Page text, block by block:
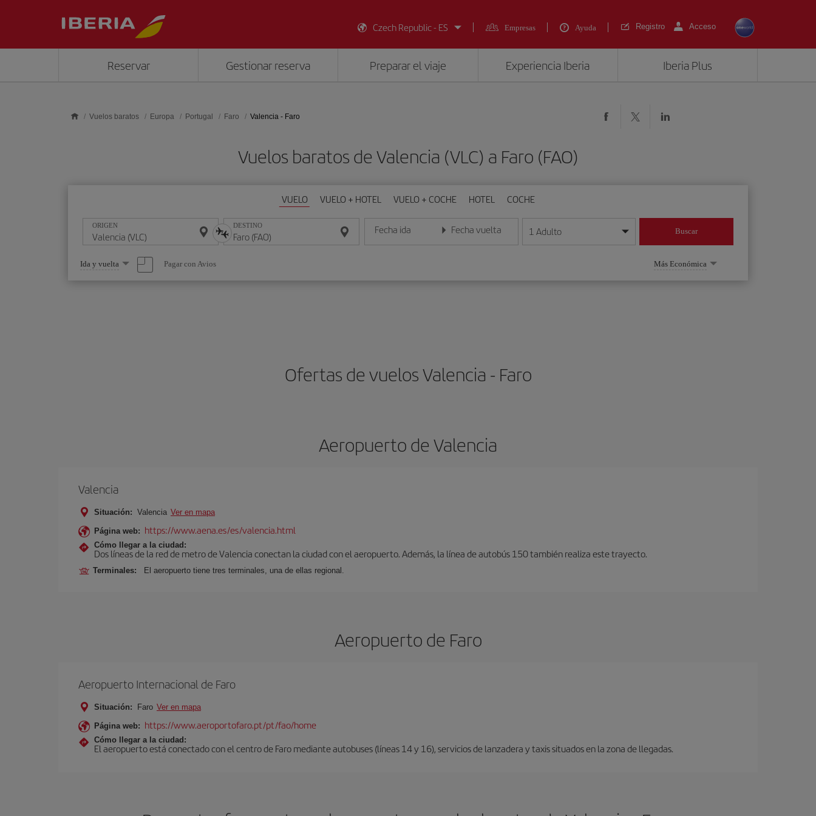
Czech Republic - ES
Empresas Ayuda Registro Acceso
Reservar Gestionar reserva Preparar el viaje Experiencia Iberia Iberia Plus
Vuelos baratos Europa Portugal Faro Valencia - Faro
Vuelos baratos de Valencia (VLC) a Faro (FAO)
VUELO VUELO + HOTEL VUELO + COCHE HOTEL COCHE
ORIGEN DESTINO Fecha ida
Introduce la fecha en formato día/mes/año
Fecha vuelta
Introduce la fecha en formato día/mes/año
1 Adulto Buscar
Seleccione
una
opción
Ida y vuelta Pagar con Avios Más Económica
Ofertas de vuelos Valencia - Faro
Aeropuerto de Valencia
Valencia
Situación: Valencia Ver en mapa
Página web: https://www.aena.es/es/valencia.html
Cómo llegar a la ciudad:
Dos líneas de la red de metro de Valencia conectan la ciudad con el aeropuerto. Además, la línea de autobús 150 también realiza este trayecto.
Terminales: El aeropuerto tiene tres terminales, una de ellas regional.
Aeropuerto de Faro
Aeropuerto Internacional de Faro
Situación: Faro Ver en mapa
Página web: https://www.aeroportofaro.pt/pt/fao/home
Cómo llegar a la ciudad:
El aeropuerto está conectado con el centro de Faro mediante autobuses (líneas 14 y 16), servicios de lanzadera y taxis situados en la zona de llegadas.